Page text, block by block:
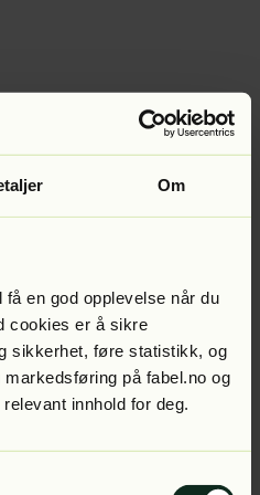
Om
en god opplevelse når du
cookies er å sikre
sikkerhet, føre statistikk, og
på fabel.no og
innhold for deg.